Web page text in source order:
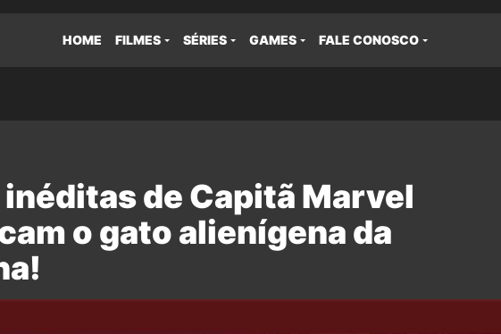
HOME FILMES SÉRIES GAMES FALE CONOSCO
de Capitã Marvel
o gato alienígena da